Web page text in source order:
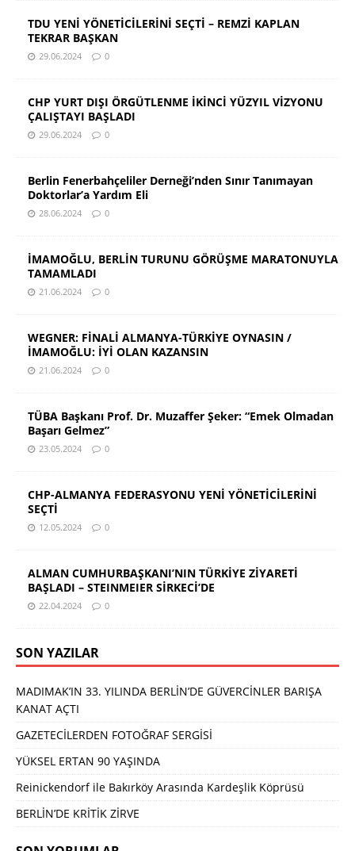
TDU YENİ YÖNETİCİLERİNİ SEÇTİ – REMZİ KAPLAN
TEKRAR BAŞKAN
29.06.2024 0
CHP YURT DIŞI ÖRGÜTLENME İKİNCİ YÜZYIL VİZYONU
ÇALIŞTAYI BAŞLADI
29.06.2024 0
Berlin Fenerbahçeliler Derneği’nden Sınır Tanımayan
Doktorlar’a Yardım Eli
28.06.2024 0
İMAMOĞLU, BERLİN TURUNU GÖRÜŞME MARATONUYLA
TAMAMLADI
21.06.2024 0
WEGNER: FİNALİ ALMANYA-TÜRKİYE OYNASIN /
İMAMOĞLU: İYİ OLAN KAZANSIN
21.06.2024 0
TÜBA Başkanı Prof. Dr. Muzaffer Şeker: “Emek Olmadan
Başarı Gelmez”
23.05.2024 0
CHP-ALMANYA FEDERASYONU YENİ YÖNETİCİLERİNİ
SEÇTİ
12.05.2024 0
ALMAN CUMHURBAŞKANI’NIN TÜRKİYE ZİYARETİ
BAŞLADI – STEINMEIER SİRKECİ’DE
22.04.2024 0
SON YAZILAR
MADIMAK’IN 33. YILINDA BERLİN’DE GÜVERCİNLER BARIŞA
KANAT AÇTI
GAZETECİLERDEN FOTOĞRAF SERGİSİ
YÜKSEL ERTAN 90 YAŞINDA
Reinickendorf ile Bakırköy Arasında Kardeşlik Köprüsü
BERLİN’DE KRİTİK ZİRVE